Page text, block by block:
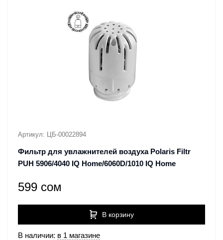
Артикул: ЦБ-00022894
Фильтр для увлажнителей воздуха Polaris Filtr
PUH 5906/4040 IQ Home/6060D/1010 IQ Home
599 сом
В корзину
В наличии: в 1 магазине